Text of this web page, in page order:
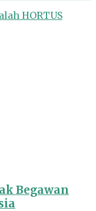
HORTUS
Begawan